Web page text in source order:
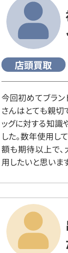
店頭買取
今回初めてブラン
さんはとても親切
ッグに対する知識
した。数年使用し
額も期待以上で、
用したいと思いま